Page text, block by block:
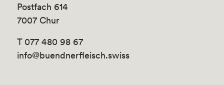
Postfach 614
7007 Chur
T 077 480 98 67
info@buendnerfleisch.swiss